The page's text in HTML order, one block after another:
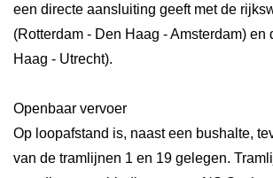
een directe aansluiting geeft met de
(Rotterdam - Den Haag - Amsterdam) en
Haag - Utrecht).
Openbaar vervoer
Op loopafstand is, naast een bushalte,
van de tramlijnen 1 en 19 gelegen.